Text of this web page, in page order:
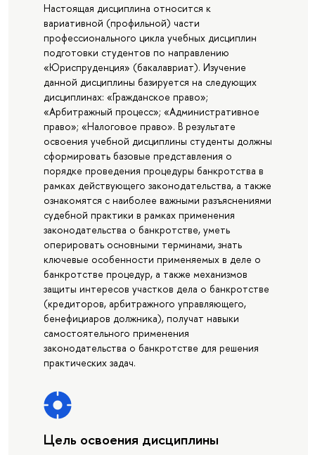
Настоящая дисциплина относится к
вариативной (профильной) части
профессионального цикла учебных дисциплин
подготовки студентов по направлению
«Юриспруденция» (бакалавриат). Изучение
данной дисциплины базируется на следующих
дисциплинах: «Гражданское право»;
«Арбитражный процесс»; «Административное
право»; «Налоговое право». В результате
освоения учебной дисциплины студенты должны
сформировать базовые представления о
порядке проведения процедуры банкротства в
рамках действующего законодательства, а также
ознакомятся с наиболее важными разъяснениями
судебной практики в рамках применения
законодательства о банкротстве, уметь
оперировать основными терминами, знать
ключевые особенности применяемых в деле о
банкротстве процедур, а также механизмов
защиты интересов участков дела о банкротстве
(кредиторов, арбитражного управляющего,
бенефициаров должника), получат навыки
самостоятельного применения
законодательства о банкротстве для решения
практических задач.
Цель освоения дисциплины